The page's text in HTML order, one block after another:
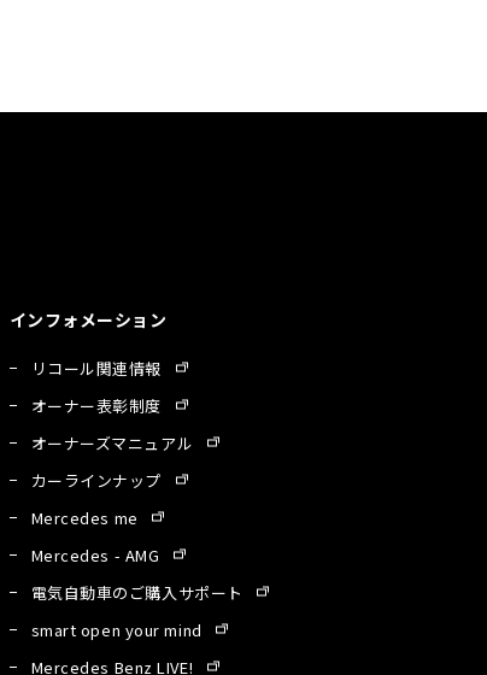
インフォメーション
リコール関連情報
オーナー表彰制度
オーナーズマニュアル
カーラインナップ
Mercedes me
Mercedes - AMG
電気自動車のご購入サポート
smart open your mind
Mercedes Benz LIVE!